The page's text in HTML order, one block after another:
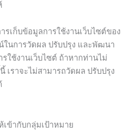
รเก็บข้อมูลการใช้งานเว็บไซต์ของ
ในการวัดผล ปรับปรุง และพัฒนา
ใช้งานเว็บไซต์ ถ้าหากท่านไม่
เราจะไม่สามารถวัดผล ปรับปรุง
เข้ากับกลุ่มเป้าหมาย